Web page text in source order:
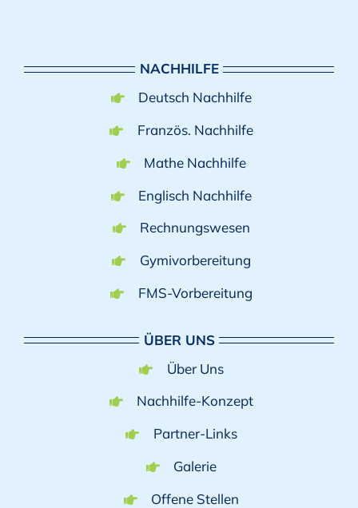
NACHHILFE
Deutsch Nachhilfe
Französ. Nachhilfe
Mathe Nachhilfe
Englisch Nachhilfe
Rechnungswesen
Gymivorbereitung
FMS-Vorbereitung
ÜBER UNS
Über Uns
Nachhilfe-Konzept
Partner-Links
Galerie
Offene Stellen